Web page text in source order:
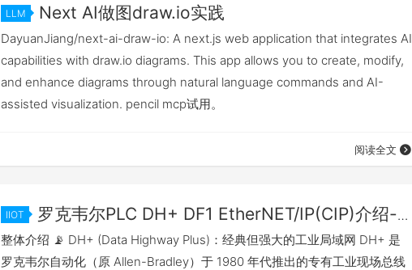
LLM Next AI做图draw.io实践
DayuanJiang/next-ai-draw-io: A next.js web application that integrates AI
capabilities with draw.io diagrams. This app allows you to create, modify,
and enhance diagrams through natural language commands and AI-
assisted visualization. pencil mcp试用。
阅读全文
IIOT
罗克韦尔PLC DH+ DF1 EtherNET/IP(CIP)介绍-
GPT总结
整体介绍 📡 DH+ (Data Highway Plus)：经典但强大的工业局域网 DH+ 是
罗克韦尔自动化（原 Allen-Bradley）于 1980 年代推出的专有工业现场总线